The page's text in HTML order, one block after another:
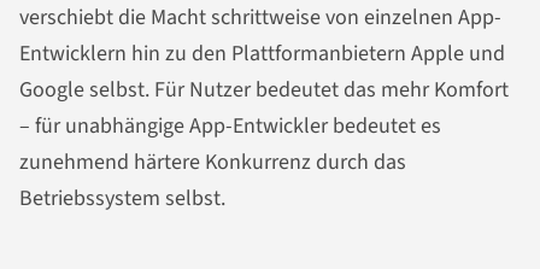
verschiebt die Macht schrittweise von einzelnen App-
Entwicklern hin zu den Plattformanbietern Apple und
Google selbst. Für Nutzer bedeutet das mehr Komfort
– für unabhängige App-Entwickler bedeutet es
zunehmend härtere Konkurrenz durch das
Betriebssystem selbst.